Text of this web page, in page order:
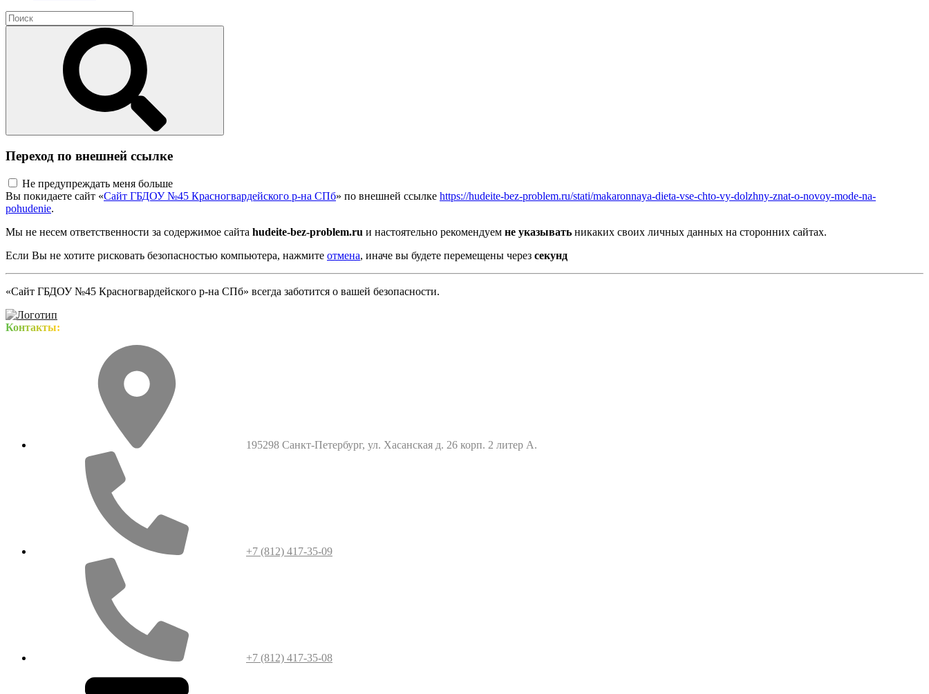
Переход по внешней ссылке
Не предупреждать меня больше
Вы покидаете сайт «Сайт ГБДОУ №45 Красногвардейского р-на СПб» по внешней ссылке https://hudeite-bez-problem.ru/stati/makaronnaya-dieta-vse-chto-vy-dolzhny-znat-o-novoy-mode-na-
pohudenie.
Мы не несем ответственности за содержимое сайта hudeite-bez-problem.ru и настоятельно рекомендуем не указывать никаких своих личных данных на сторонних сайтах.
Если Вы не хотите рисковать безопасностью компьютера, нажмите отмена, иначе вы будете перемещены через секунд
«Сайт ГБДОУ №45 Красногвардейского р-на СПб» всегда заботится о вашей безопасности.
Контакты:
195298 Санкт-Петербург, ул. Хасанская д. 26 корп. 2 литер А.
+7 (812) 417-35-09
+7 (812) 417-35-08